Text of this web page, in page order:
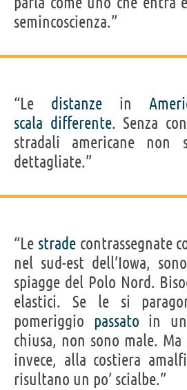
semincoscienza.”
“Le distanze in
scala differente. Senza
stradali americane
dettagliate.”
“Le stradecontrassegnate
nel sud-est dell’Iowa,
spiagge del Polo Nord.
elastici. Se le si
pomeriggio passato in
chiusa, non sono male. Ma
invece, alla costiera
risultano un po’ scialbe.”